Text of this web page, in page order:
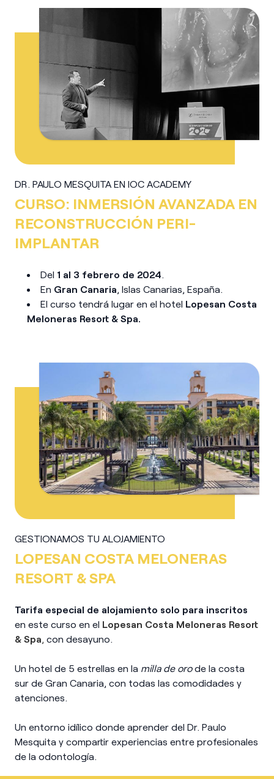
DR. PAULO MESQUITA EN IOC ACADEMY
CURSO: INMERSIÓN AVANZADA EN
RECONSTRUCCIÓN PERI-
IMPLANTAR
Del 1 al 3 febrero de 2024.
En Gran Canaria, Islas Canarias, España.
El curso tendrá lugar en el hotel Lopesan Costa
Meloneras Resort & Spa.
GESTIONAMOS TU ALOJAMIENTO
LOPESAN COSTA MELONERAS
RESORT & SPA
Tarifa especial de alojamiento solo para inscritos
en este curso en el Lopesan Costa Meloneras Resort
& Spa, con desayuno.
Un hotel de 5 estrellas en la milla de orode la costa
sur de Gran Canaria, con todas las comodidades y
atenciones.
Un entorno idílico donde aprender del Dr. Paulo
Mesquita y compartir experiencias entre profesionales
de la odontología.